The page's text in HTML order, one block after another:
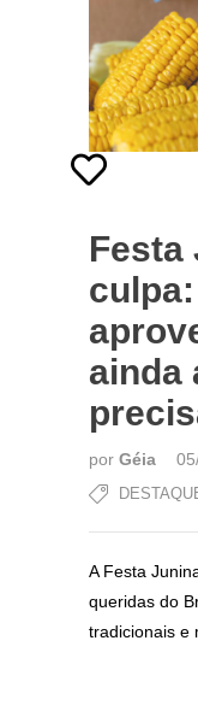
Festa
ainda
por Géia
A Festa
queridas do
tradicionais e